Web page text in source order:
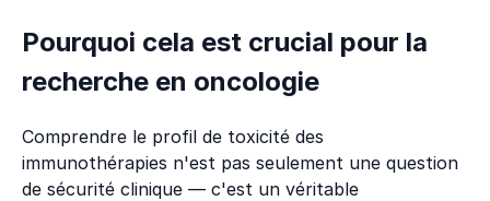
Pourquoi cela est crucial pour la
recherche en oncologie
Comprendre le profil de toxicité des
immunothérapies n'est pas seulement une question
de sécurité clinique — c'est un véritable